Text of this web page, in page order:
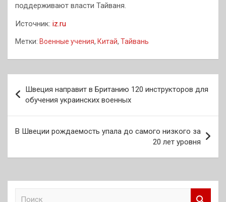
поддерживают власти Тайваня.
Источник: iz.ru
Метки: Военные учения, Китай, Тайвань
по
записям
Швеция направит в Британию 120 инструкторов для
обучения украинских военных
В Швеции рождаемость упала до самого низкого за
20 лет уровня